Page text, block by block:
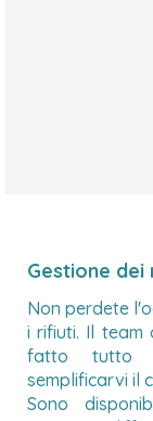
Gestione dei
Non perdete
i rifiuti. Il team
fatto tutto
semplificarvi il
Sono